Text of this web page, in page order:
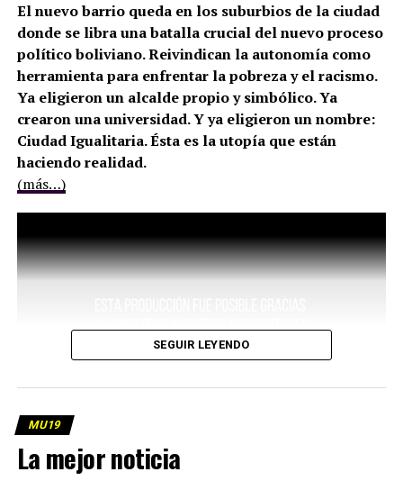
El nuevo barrio queda en los suburbios de la ciudad
donde se libra una batalla crucial del nuevo proceso
político boliviano. Reivindican la autonomía como
herramienta para enfrentar la pobreza y el racismo.
Ya eligieron un alcalde propio y simbólico. Ya
crearon una universidad. Y ya eligieron un nombre:
Ciudad Igualitaria. Ésta es la utopía que están
haciendo realidad.
(más…)
SEGUIR LEYENDO
MU19
La mejor noticia